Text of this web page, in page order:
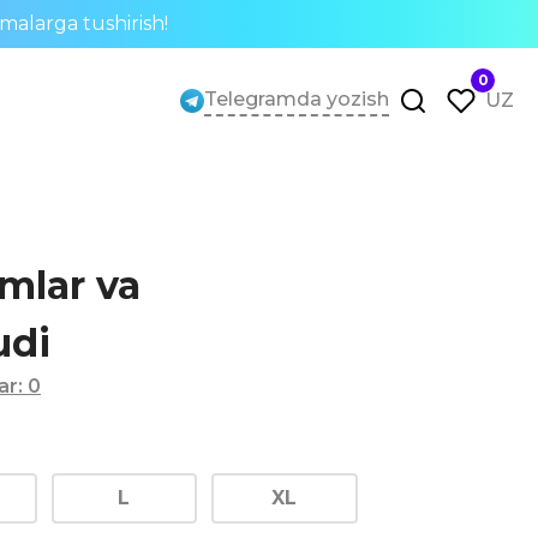
tushirish!
Telegramda yozish
0
UZ
va
: 0
L XL